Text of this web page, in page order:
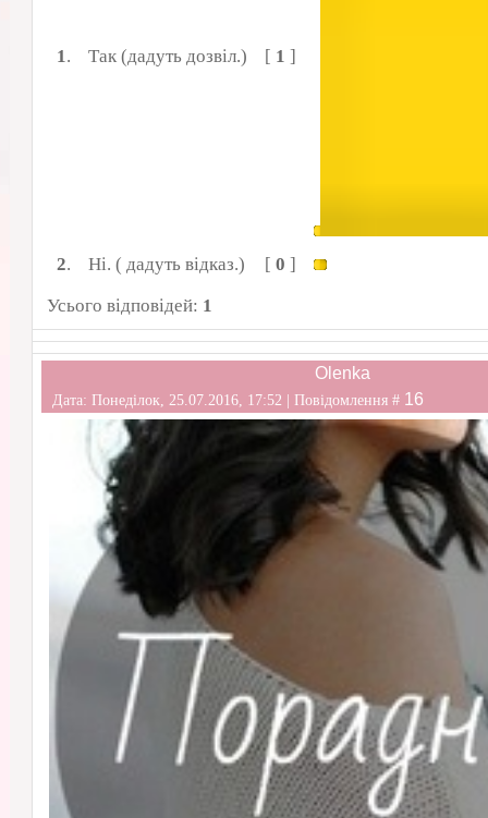
1. Так (дадуть дозвіл.) [ 1 ]
2. Ні. ( дадуть відказ.) [ 0 ]
Усього відповідей: 1
Olenka
Дата: Понеділок, 25.07.2016, 17:52 | Повідомлення # 16